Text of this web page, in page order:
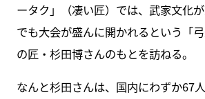
ータク」（凄い匠）では、武家文化
でも大会が盛んに開かれるという「
の匠・杉田博さんのもとを訪ねる。
なんと杉田さんは、国内にわずか67